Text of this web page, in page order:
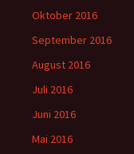
Oktober 2016
September 2016
August 2016
Juli 2016
Juni 2016
Mai 2016